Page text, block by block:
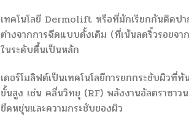
เทคโนโลยี Dermolift หรือที่มักเรียกกันติด
ต่างจากการฉีดแบบดั้งเดิม (ที่เน้นลดริ้วรอยจ
ในระดับตื้นเป็นหลัก
เดอร์โมลิฟต์เป็นเทคโนโลยีการยกกระชับผิวที่
ขั้นสูง เช่น คลื่นวิทยุ (RF) พลังงานอัลตราซาว
ยืดหยุ่นและความกระชับของผิว